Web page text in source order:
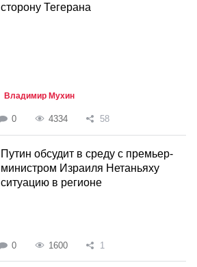
сторону Тегерана
Владимир Мухин
0 4334 58
Путин обсудит в среду с премьер-
министром Израиля Нетаньяху
ситуацию в регионе
0 1600 1